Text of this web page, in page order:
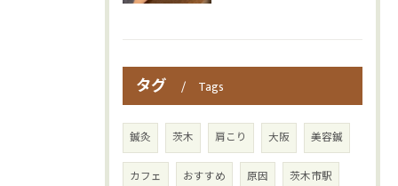
タグ Tags
鍼灸 茨木 肩こり 大阪 美容鍼
カフェ おすすめ 原因 茨木市駅